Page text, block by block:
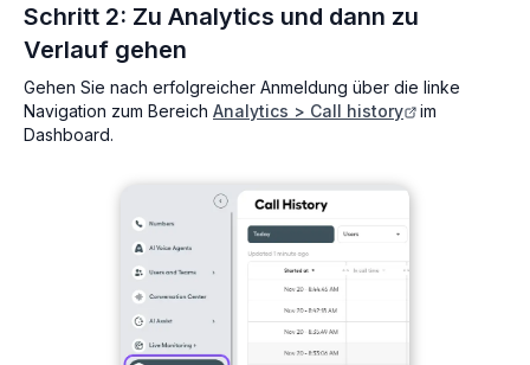
Schritt 2: Zu Analytics und dann zu
Verlauf gehen
Gehen Sie nach erfolgreicher Anmeldung über die linke
Navigation zum Bereich Analytics > Call history
im
Dashboard.